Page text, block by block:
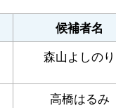
候補者名
森山よしのり
高橋はるみ